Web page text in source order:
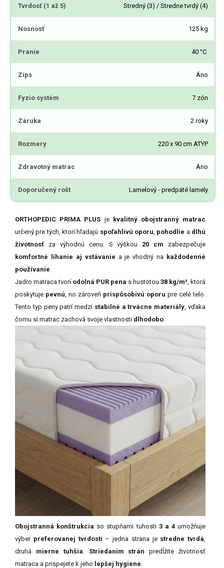
Tvrdosť (1 až 5) Stredný (3) / Stredne tvrdý (4)
Nosnosť 125 kg
Pranie 40 °C
Zips Áno
Fyzio systém 7 zón
Záruka 2 roky
Rozmery 220 x 90 cm ATYP
Zdravotný matrac Áno
Doporučený rošt Lamelový - predpäté lamely
ORTHOPEDIC PRIMA PLUS je kvalitný obojstranný matrac
určený pre tých, ktorí hľadajú spoľahlivú oporu pohodlie a dlhú
životnosťza výhodnú cenu. S výškou 20 cm zabezpečuje
komfortné líhanie aj vstávanie a je vhodný na každodenné
používanie
Jadro matraca tvorí odolná PUR pena s hustotou 38 kg/m³ , ktorá
poskytuje pevnú , no zároveň prispôsobivú oporu pre celé telo.
Tento typ peny patrí medzi stabilné a trvácne materiály , vďaka
čomu si matrac zachová svoje vlastnosti dlhodobo
Obojstranná konštrukcia so stupňami tuhosti 3 a 4umožňuje
výber preferovanej tvrdosti – jedna strana je stredne tvrdá
druhá mierne tuhšia Striedaním strán predĺžite životnosť
matraca a prispejete k jeho lepšej hygiene